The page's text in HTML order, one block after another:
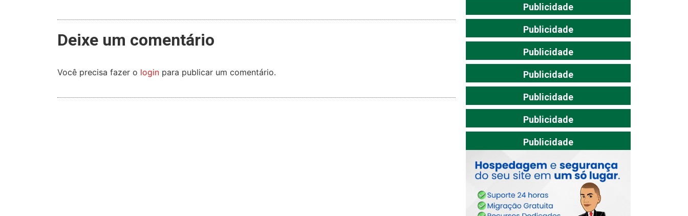
Deixe um comentário
Você precisa fazer o login para publicar um comentário.
Publicidade
Publicidade
Publicidade
Publicidade
Publicidade
Publicidade
Publicidade